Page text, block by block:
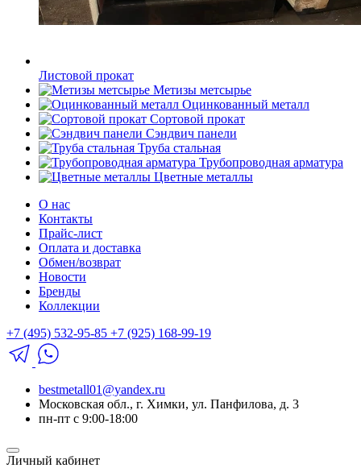
Листовой прокат
Метизы метсырье
Оцинкованный металл
Сортовой прокат
Сэндвич панели
Труба стальная
Трубопроводная арматура
Цветные металлы
О нас
Контакты
Прайс-лист
Оплата и доставка
Обмен/возврат
Новости
Бренды
Коллекции
+7 (495) 532-95-85 +7 (925) 168-99-19
bestmetall01@yandex.ru
Московская обл., г. Химки, ул. Панфилова, д. 3
пн-пт с 9:00-18:00
Личный кабинет